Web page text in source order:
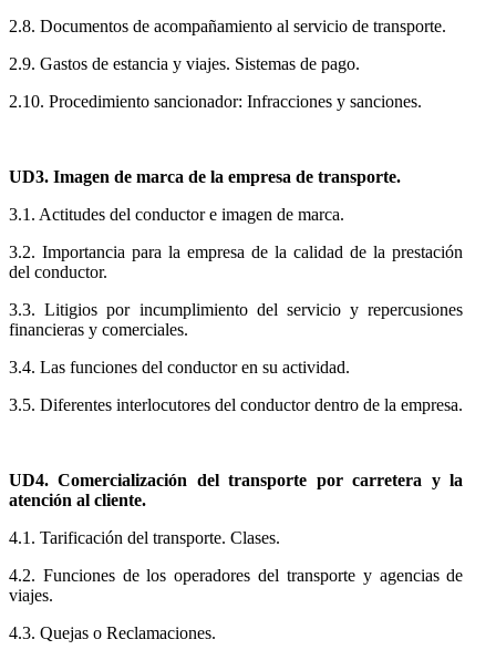
2.8. Documentos de acompañamiento al servicio de transporte.
2.9. Gastos de estancia y viajes. Sistemas de pago.
2.10. Procedimiento sancionador: Infracciones y sanciones.
UD3. Imagen de marca de la empresa de transporte.
3.1. Actitudes del conductor e imagen de marca.
3.2. Importancia para la empresa de la calidad de la prestación
del conductor.
3.3. Litigios por incumplimiento del servicio y repercusiones
financieras y comerciales.
3.4. Las funciones del conductor en su actividad.
3.5. Diferentes interlocutores del conductor dentro de la empresa.
UD4. Comercialización del transporte por carretera y la
atención al cliente.
4.1. Tarificación del transporte. Clases.
4.2. Funciones de los operadores del transporte y agencias de
viajes.
4.3. Quejas o Reclamaciones.